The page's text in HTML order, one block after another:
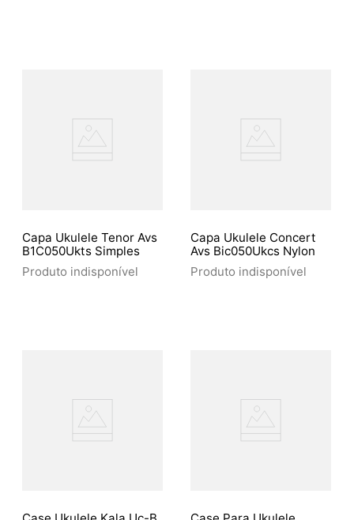
Capa Ukulele Tenor Avs
B1C050Ukts Simples
Produto indisponível
Capa Ukulele Concert
Avs Bic050Ukcs Nylon
Produto indisponível